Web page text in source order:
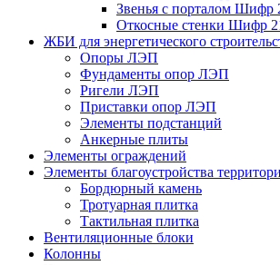
Звенья с порталом Шифр
Откосные стенки Шифр
ЖБИ для энергетического
Опоры ЛЭП
Фундаменты опор ЛЭП
Ригели ЛЭП
Приставки опор ЛЭП
Элементы подстанций
Анкерные плиты
Элементы ограждений
Элементы благоустройства
Бордюрный камень
Тротуарная плитка
Тактильная плитка
Вентиляционные блоки
Колонны